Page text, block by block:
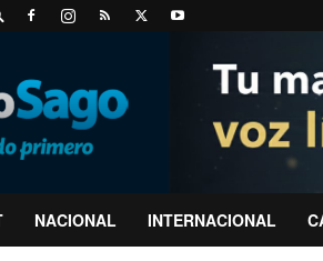
NACIONAL INTERNACIONAL